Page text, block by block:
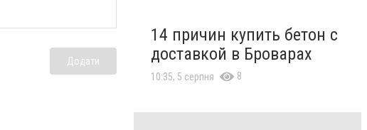
Додати
14 причин купить бетон с
доставкой в Броварах
10:35, 5 серпня 8